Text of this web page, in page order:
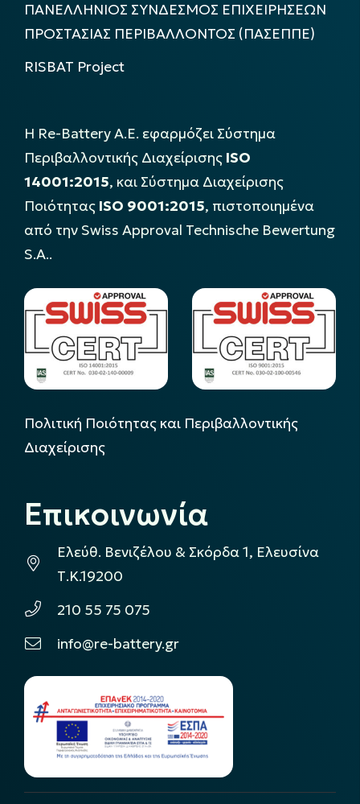
ΠΑΝΕΛΛΗΝΙΟΣ ΣΥΝΔΕΣΜΟΣ ΕΠΙΧΕΙΡΗΣΕΩΝ
ΠΡΟΣΤΑΣΙΑΣ ΠΕΡΙΒΑΛΛΟΝΤΟΣ (ΠΑΣΕΠΠΕ)
RISBAT Project
Η Re-Battery Α.Ε. εφαρμόζει Σύστημα
Περιβαλλοντικής Διαχείρισης ISO
14001:2015, και Σύστημα Διαχείρισης
Ποιότητας ISO 9001:2015, πιστοποιημένα
από την Swiss Approval Technische Bewertung
S.A..
Πολιτική Ποιότητας και Περιβαλλοντικής
Διαχείρισης
Επικοινωνία
Ελεύθ. Βενιζέλου & Σκόρδα 1, Ελευσίνα
Τ.Κ.19200
210 55 75 075
info@re-battery.gr